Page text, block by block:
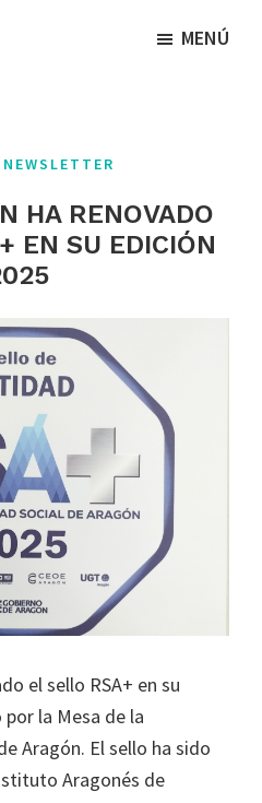
MENÚ
NEWSLETTER
HA RENOVADO
EN SU EDICIÓN
el sello RSA+ en su
la Mesa de la
Aragón. El sello ha sido
Aragonés de